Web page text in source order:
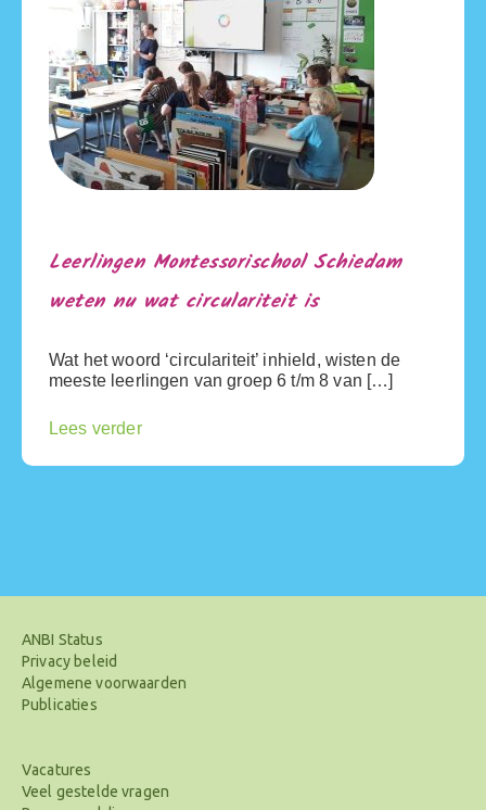
Leerlingen Montessorischool Schiedam
weten nu wat circulariteit is
Wat het woord ‘circulariteit’ inhield, wisten de
meeste leerlingen van groep 6 t/m 8 van […]
Lees verder
ANBI Status
Privacy beleid
Algemene voorwaarden
Publicaties
Vacatures
Veel gestelde vragen